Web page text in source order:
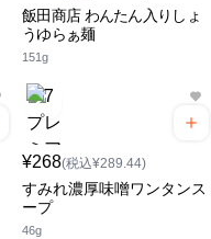
飯田商店 わんたん入りしょ
うゆらぁ麺
151g
¥268(税込¥289.44)
すみれ濃厚味噌ワンタンス
ープ
46g